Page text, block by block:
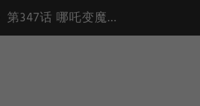
第347话 哪吒变魔法少女（街角 强迫）